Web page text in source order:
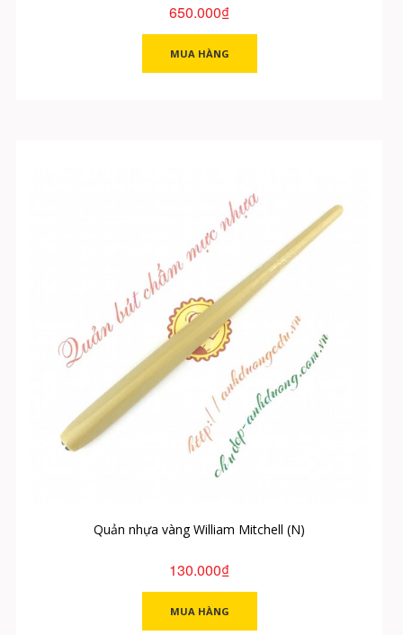
650.000₫
MUA HÀNG
Quản nhựa vàng William Mitchell (N)
130.000₫
MUA HÀNG